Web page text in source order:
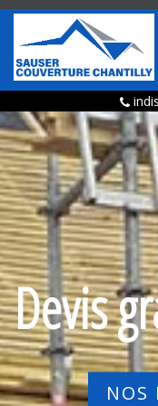
Devis
NOS